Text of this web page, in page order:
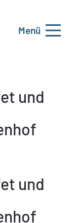
Menü
und
und